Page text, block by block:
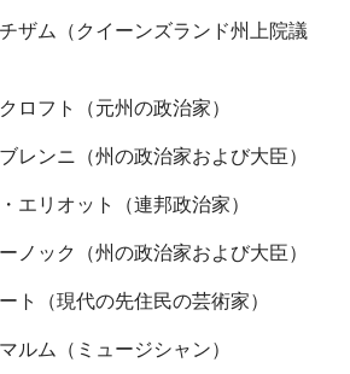
ザム（クイーンズランド州上院議
ロフト（元州の政治家）
レンニ（州の政治家および大臣）
エリオット（連邦政治家）
ノック（州の政治家および大臣）
ト（現代の先住民の芸術家）
ルム（ミュージシャン）